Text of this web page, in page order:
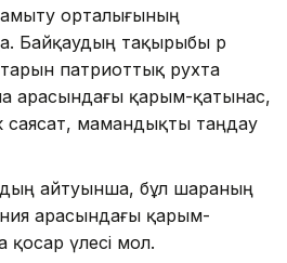
орталығының
Байқаудың тақырыбы әр
патриоттық рухта
арасындағы қарым-қатынас,
саясат, мамандықты таңдау
айтуынша, бұл шараның
арасындағы қарым-
қосар үлесі мол.